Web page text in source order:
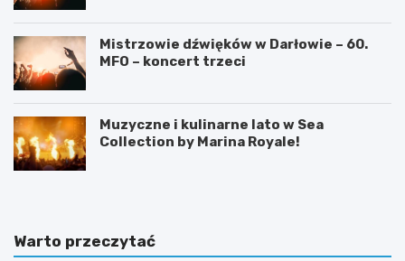
Mistrzowie dźwięków w Darłowie – 60.
MFO – koncert trzeci
Muzyczne i kulinarne lato w Sea
Collection by Marina Royale!
Warto przeczytać